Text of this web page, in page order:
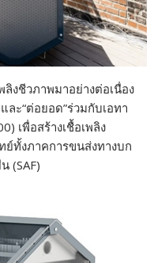
งชีวภาพมาอย่างต่อเนื่อง
ละ“ต่อยอด”ร่วมกับเอทา
เพื่อสร้างเชื้อเพลิง
ย์ทั้งภาคการขนส่งทางบก
(SAF)